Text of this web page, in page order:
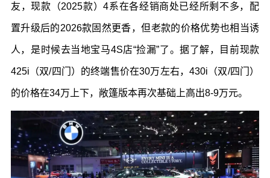
友，现款（2025款）4系在各经销商处已经所剩不多，配
置升级后的2026款固然更香，但老款的价格优势也相当诱
人，是时候去当地宝马4S店“捡漏”了。据了解，目前现款
425i （双/四门）的终端售价在30万左右，430i （双/四门）
的价格在34万上下，敞篷版本再次基础上高出8-9万元。